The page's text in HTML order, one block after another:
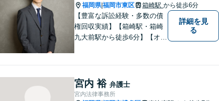
福岡県|福岡市東区 箱崎駅 から徒歩6分
【豊富な訴訟経験・多数の債
権回収実績】【箱崎駅・箱崎
九大前駅から徒歩6分】【オン
ビジネス上の法的課題まで、
各種法律相談、訴訟・債権回
詳細を見
る
宮内 裕 弁護士
宮内法律事務所